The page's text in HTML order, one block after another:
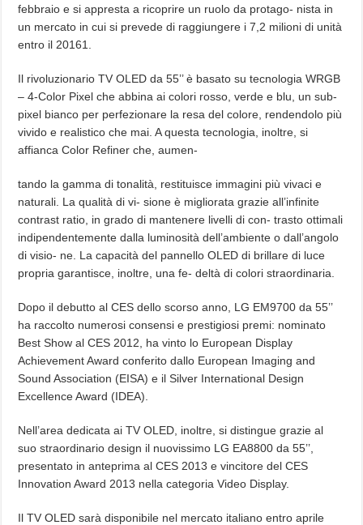
febbraio e si appresta a ricoprire un ruolo da protago- nista in
un mercato in cui si prevede di raggiungere i 7,2 milioni di unità
entro il 20161.
Il rivoluzionario TV OLED da 55’’ è basato su tecnologia WRGB
– 4-Color Pixel che abbina ai colori rosso, verde e blu, un sub-
pixel bianco per perfezionare la resa del colore, rendendolo più
vivido e realistico che mai. A questa tecnologia, inoltre, si
affianca Color Refiner che, aumen-
tando la gamma di tonalità, restituisce immagini più vivaci e
naturali. La qualità di vi- sione è migliorata grazie all’infinite
contrast ratio, in grado di mantenere livelli di con- trasto ottimali
indipendentemente dalla luminosità dell’ambiente o dall’angolo
di visio- ne. La capacità del pannello OLED di brillare di luce
propria garantisce, inoltre, una fe- deltà di colori straordinaria.
Dopo il debutto al CES dello scorso anno, LG EM9700 da 55’’
ha raccolto numerosi consensi e prestigiosi premi: nominato
Best Show al CES 2012, ha vinto lo European Display
Achievement Award conferito dallo European Imaging and
Sound Association (EISA) e il Silver International Design
Excellence Award (IDEA).
Nell’area dedicata ai TV OLED, inoltre, si distingue grazie al
suo straordinario design il nuovissimo LG EA8800 da 55’’,
presentato in anteprima al CES 2013 e vincitore del CES
Innovation Award 2013 nella categoria Video Display.
Il TV OLED sarà disponibile nel mercato italiano entro aprile